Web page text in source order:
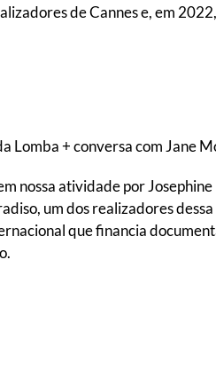
de Cannes e, em
Lomba + conversa com Jane
nossa atividade por
um dos realizadores
que financia